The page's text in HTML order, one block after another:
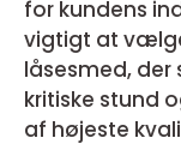
for kundens
vigtigt at
låsesmed,
kritiske stund
af højeste